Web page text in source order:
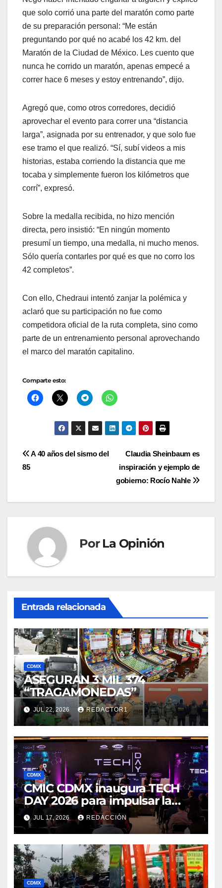
que solo corrió una parte del maratón como parte
de su preparación personal: “Me están
preguntando por qué no acabé los 42 km. del
Maratón de la Ciudad de México. Les cuento que
nunca he corrido un maratón, apenas empecé a
correr hace 6 meses y estoy entrenando”, dijo.
Agregó que, como otros corredores, decidió
aprovechar el evento para correr una “distancia
larga”, asignada por su entrenador, y que solo fue
ese tramo el que realizó. “Sí, subí videos a mis
historias, estaba corriendo la distancia que me
tocaba y simplemente fueron los kilómetros que
corrí”, expresó.
Sobre la medalla recibida, no hizo mención
directa, pero insistió: “En ningún momento
presumí un tiempo, una medalla, ni mucho menos.
Sólo quería contarles por qué es que no corro los
42 completos”.
Con ello, Chedraui intentó zanjar la polémica y
aclaró que su participación no fue como
competidora oficial de la ruta completa, sino como
parte de un entrenamiento personal aprovechando
el marco del maratón capitalino.
Comparte esto:
Navegación
entradas
Claudia Sheinbaum es
inspiración y ejemplo de
gobierno: Rocío Nahle
A 40 años del sismo del
85
Por La Opinión
Entrada relacionada
CDMX
ASEGURAN 3 MIL 374
“TRAGAMONEDAS”
JUL 22, 2026 REDACTOR1
CDMX
CMIC CDMX inaugura TECH
DAY 2026 para impulsar la
innovación
JUL 17, 2026 REDACCIÓN
CDMX